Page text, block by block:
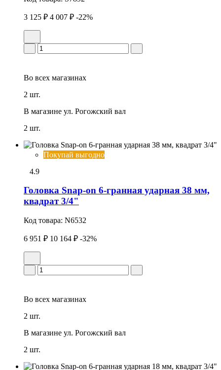
3 125 ₽ 4 007 ₽ -22%
Во всех магазинах
2 шт.
В магазине ул. Рогожский вал
2 шт.
Покупай выгодно
4.9
Головка Snap-on 6-гранная ударная 38 мм,
квадрат 3/4"
Код товара: N6532
6 951 ₽ 10 164 ₽ -32%
Во всех магазинах
2 шт.
В магазине ул. Рогожский вал
2 шт.